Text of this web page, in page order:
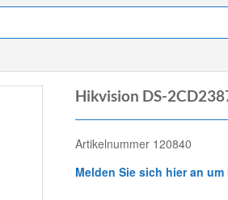
Hikvision DS-
Artikelnummer 120840
Melden Sie sich hier an